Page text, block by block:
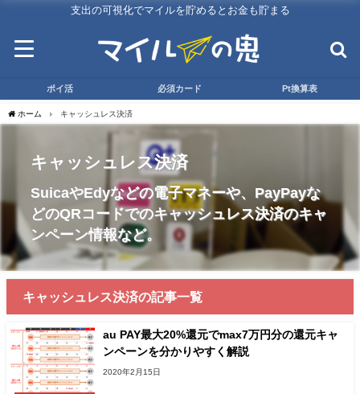
支出の可視化でマイルを貯めるとお金も貯まる
ポイ活 必須カード Pt換算表
ホーム キャッシュレス決済
キャッシュレス決済
SuicaやEdyなどの電子マネーや、PayPayな
どのQRコードでのキャッシュレス決済のキャ
ンペーン情報など。
キャッシュレス決済の記事一覧
au PAY最大20%還元でmax7万円分の還元キャ
ンペーンを分かりやすく解説
2020年2月15日